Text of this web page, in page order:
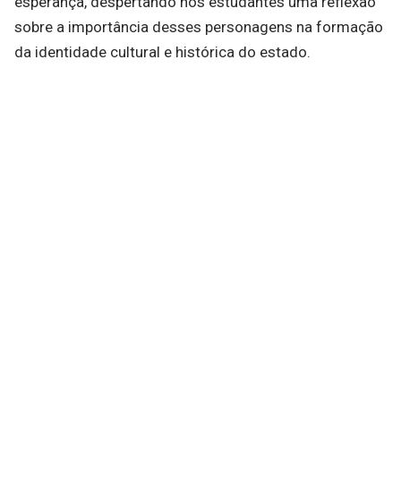
sobre a importância desses personagens na formação
da identidade cultural e histórica do estado.